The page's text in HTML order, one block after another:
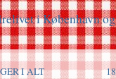
i København
I ALT